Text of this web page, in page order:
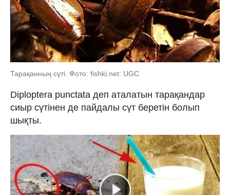
Тарақанның сүті. Фото: fishki.net: UGC
Diploptera punctata деп аталатын тарақандар
сиыр сүтінен де пайдалы сүт беретін болып
шықты.